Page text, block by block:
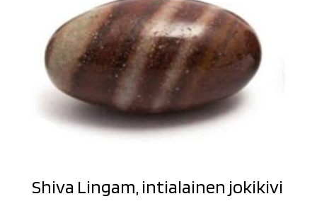
Shiva Lingam, intialainen jokikivi